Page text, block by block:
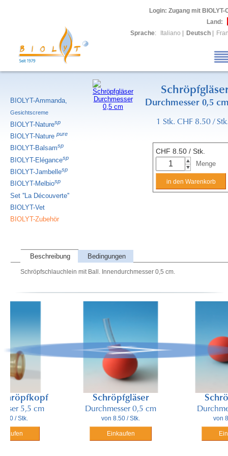
Login: Zugang mit BIOLYT-
Land:
Sprache: Italiano Deutsch
BIOLYT-Ammanda,
Gesichtscreme
BIOLYT-Naturesp
BIOLYT-Naturepure
BIOLYT-Balsamsp
BIOLYT-Elégancesp
BIOLYT-Jambellesp
BIOLYT-Melbiosp
Set ''La Découverte''
BIOLYT-Vet
BIOLYT-Zubehör
Durchmesser 0,5
1 Stk. CHF 8.50 /
CHF 8.50 / Stk.
Menge
Beschreibung Bedingungen
Schröpfschlauchlein mit Ball. Innendurchmesser 0,5 cm.
5,5 cm
Stk.
Schröpfgläser
Durchmesser 0,5 cm
von 8.50 / Stk.
Einkaufen
von 8.70